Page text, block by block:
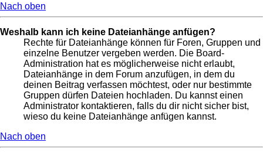
Nach oben
Weshalb kann ich keine Dateianhänge anfügen?
Rechte für Dateianhänge können für Foren, Gruppen und
einzelne Benutzer vergeben werden. Die Board-
Administration hat es möglicherweise nicht erlaubt,
Dateianhänge in dem Forum anzufügen, in dem du
deinen Beitrag verfassen möchtest, oder nur bestimmte
Gruppen dürfen Dateien hochladen. Du kannst einen
Administrator kontaktieren, falls du dir nicht sicher bist,
wieso du keine Dateianhänge anfügen kannst.
Nach oben